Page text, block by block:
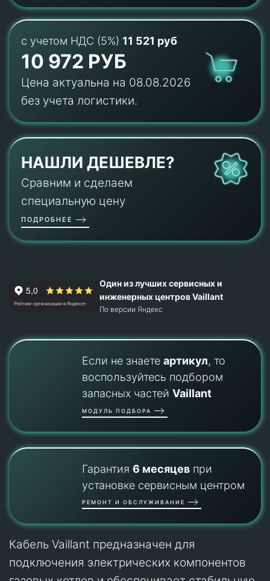
с учетом НДС (5%) 11 521 руб
10 972 РУБ
Цена актуальна на 08.08.2026
без учета логистики.
НАШЛИ ДЕШЕВЛЕ?
Сравним и сделаем
специальную цену
ПОДРОБНЕЕ
Один из лучших сервисных и
инженерных центров Vaillant
По версии Яндекс
Если не знаете артикул, то
воспользуйтесь подбором
запасных частей Vaillant
МОДУЛЬ ПОДБОРА
Гарантия 6 месяцевпри
установке сервисным центром
РЕМОНТ И ОБСЛУЖИВАНИЕ
Кабель Vaillant предназначен для
подключения электрических компонентов